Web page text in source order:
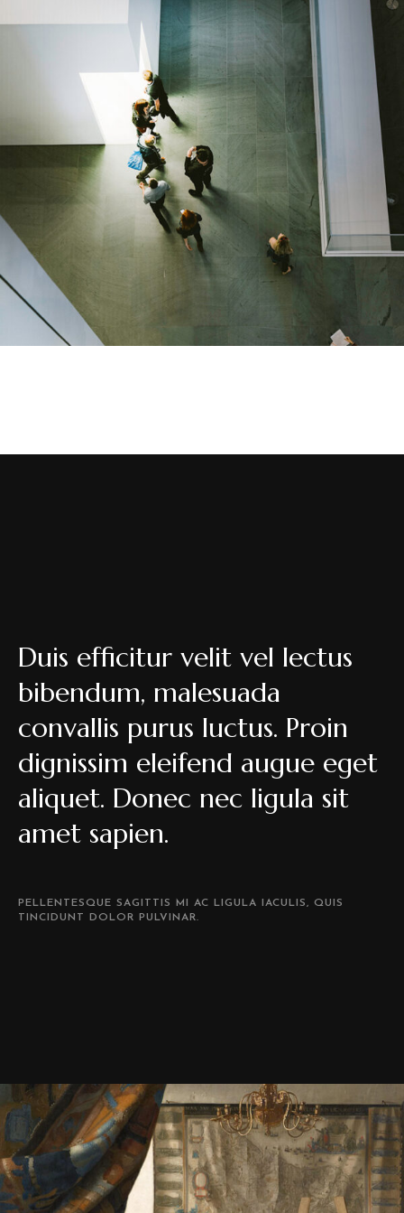
Duis efficitur velit vel lectus
bibendum, malesuada
convallis purus luctus. Proin
dignissim eleifend augue eget
aliquet. Donec nec ligula sit
amet sapien.
PELLENTESQUE SAGITTIS MI AC LIGULA IACULIS, QUIS
TINCIDUNT DOLOR PULVINAR.